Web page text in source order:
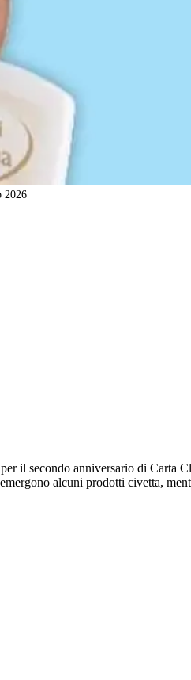
2026
il secondo anniversario di Carta
alcuni prodotti civetta,